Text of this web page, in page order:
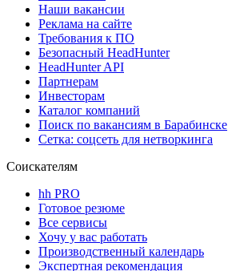
Наши вакансии
Реклама на сайте
Требования к ПО
Безопасный HeadHunter
HeadHunter API
Партнерам
Инвесторам
Каталог компаний
Поиск по вакансиям в Барабинске
Сетка: соцсеть для нетворкинга
Соискателям
hh PRO
Готовое резюме
Все сервисы
Хочу у вас работать
Производственный календарь
Экспертная рекомендация